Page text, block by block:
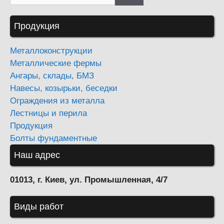
Продукция
Металлоконструкции
Металлические фермы
Ангары, склады, БМЗ
Навесы, козырьки, беседки
Ограждения из металла
Лестницы и перила
Продукция
Болты фундаментные
Наш адрес
01013, г. Киев, ул. Промышленная, 4/7
Виды работ